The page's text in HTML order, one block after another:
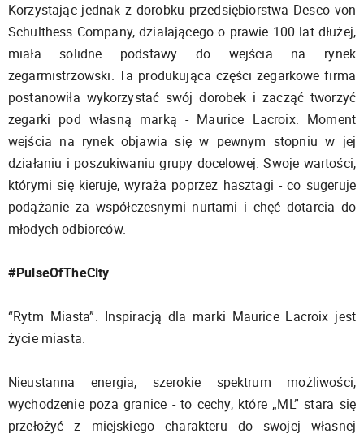
Korzystając jednak z dorobku przedsiębiorstwa Desco von
Schulthess Company, działającego o prawie 100 lat dłużej,
miała solidne podstawy do wejścia na rynek
zegarmistrzowski. Ta produkująca części zegarkowe firma
postanowiła wykorzystać swój dorobek i zacząć tworzyć
zegarki pod własną marką - Maurice Lacroix. Moment
wejścia na rynek objawia się w pewnym stopniu w jej
działaniu i poszukiwaniu grupy docelowej. Swoje wartości,
którymi się kieruje, wyraża poprzez hasztagi - co sugeruje
podążanie za współczesnymi nurtami i chęć dotarcia do
młodych odbiorców.
#PulseOfTheCity
“Rytm Miasta”. Inspiracją dla marki Maurice Lacroix jest
życie miasta.
Nieustanna energia, szerokie spektrum możliwości,
wychodzenie poza granice - to cechy, które „ML” stara się
przełożyć z miejskiego charakteru do swojej własnej